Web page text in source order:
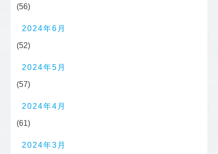
(56)
2024年6月
(52)
2024年5月
(57)
2024年4月
(61)
2024年3月